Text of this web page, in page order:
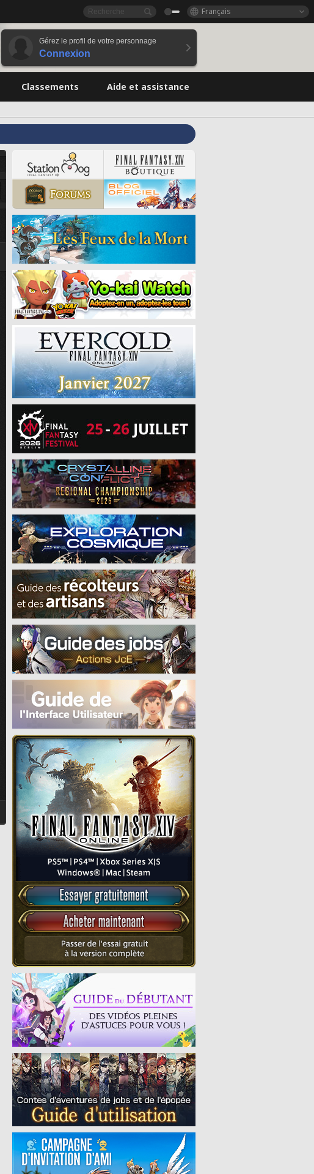
Français
Gérez le profil de votre personnage
Connexion
Classements Aide et assistance